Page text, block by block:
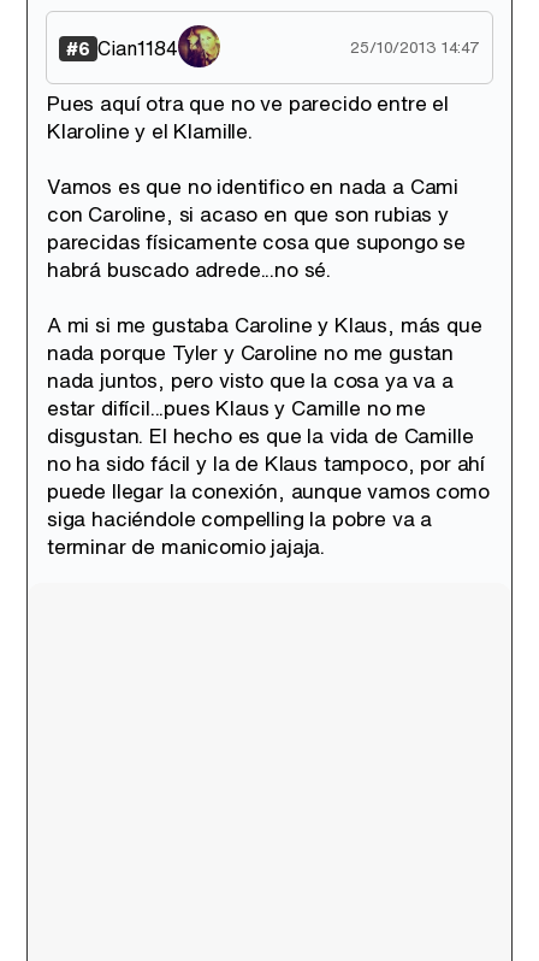
#6 Cian1184 25/10/2013 14:47
Pues aquí otra que no ve parecido entre el
Klaroline y el Klamille.
Vamos es que no identifico en nada a Cami
con Caroline, si acaso en que son rubias y
parecidas físicamente cosa que supongo se
habrá buscado adrede...no sé.
A mi si me gustaba Caroline y Klaus, más que
nada porque Tyler y Caroline no me gustan
nada juntos, pero visto que la cosa ya va a
estar difícil...pues Klaus y Camille no me
disgustan. El hecho es que la vida de Camille
no ha sido fácil y la de Klaus tampoco, por ahí
puede llegar la conexión, aunque vamos como
siga haciéndole compelling la pobre va a
terminar de manicomio jajaja.